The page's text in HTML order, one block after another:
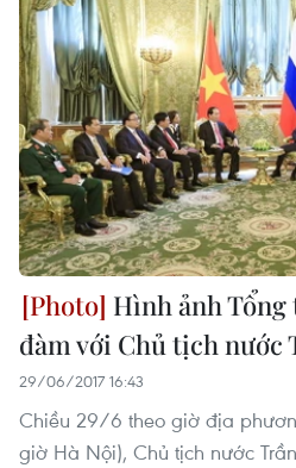
Hình ảnh Tổng
đàm với Chủ tịch nước
29/06/2017 16:43
Chiều 29/6 theo giờ địa
giờ Hà Nội), Chủ tịch nước